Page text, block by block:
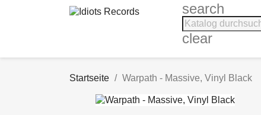
search
clear
Startseite Warpath - Massive, Vinyl Black